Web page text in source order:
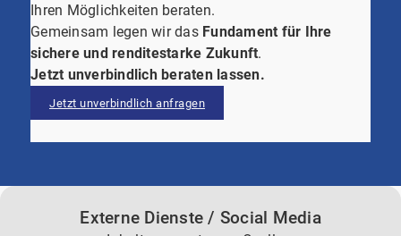
Ihren Möglichkeiten beraten.
Gemeinsam legen wir das Fundament für Ihre
sichere und renditestarke Zukunft.
Jetzt unverbindlich beraten lassen.
Jetzt unverbindlich anfragen
Externe Dienste / Social Media